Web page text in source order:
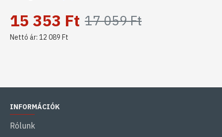
15 353 Ft 17 059 Ft
Nettó ár: 12 089 Ft
INFORMÁCIÓK
Rólunk